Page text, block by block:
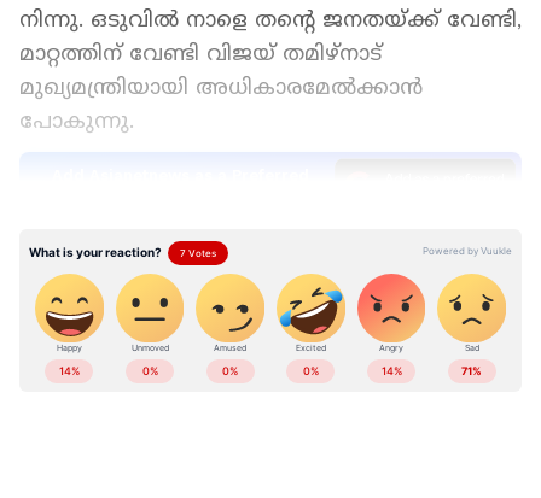
നിന്നു. ഒടുവിൽ നാളെ തന്റെ ജനതയ്ക്ക് വേണ്ടി,
മാറ്റത്തിന് വേണ്ടി വിജയ് തമിഴ്നാട്
മുഖ്യമന്ത്രിയായി അധികാരമേൽക്കാൻ
പോകുന്നു.
പ്രതിസന്ധികൾക്കും പോരാട്ടങ്ങൾക്കും
ഒടുവിൽ 120 അംഗങ്ങളുടെ പിന്തുണയോടെ
ആണ് വിജയ് നാളെ മുഖ്യമന്ത്രിയായി
അധികാരമേൽക്കാൻ പോകുന്നത്. ആ